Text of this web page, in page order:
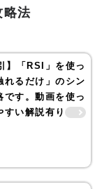
略法
】「RSI」を使っ
れるだけ」のシン
です。動画を使っ
すい解説有り！